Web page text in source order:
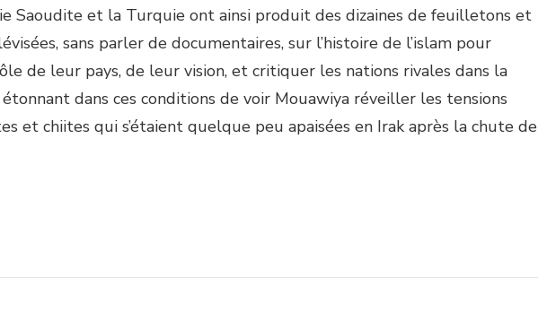
Saoudite et la Turquie ont ainsi produit des dizaines de feuilletons et
sans parler de documentaires, sur l’histoire de l’islam pour
de leur pays, de leur vision, et critiquer les nations rivales dans la
dans ces conditions de voir Mouawiya réveiller les tensions
et chiites qui s’étaient quelque peu apaisées en Irak après la chute de